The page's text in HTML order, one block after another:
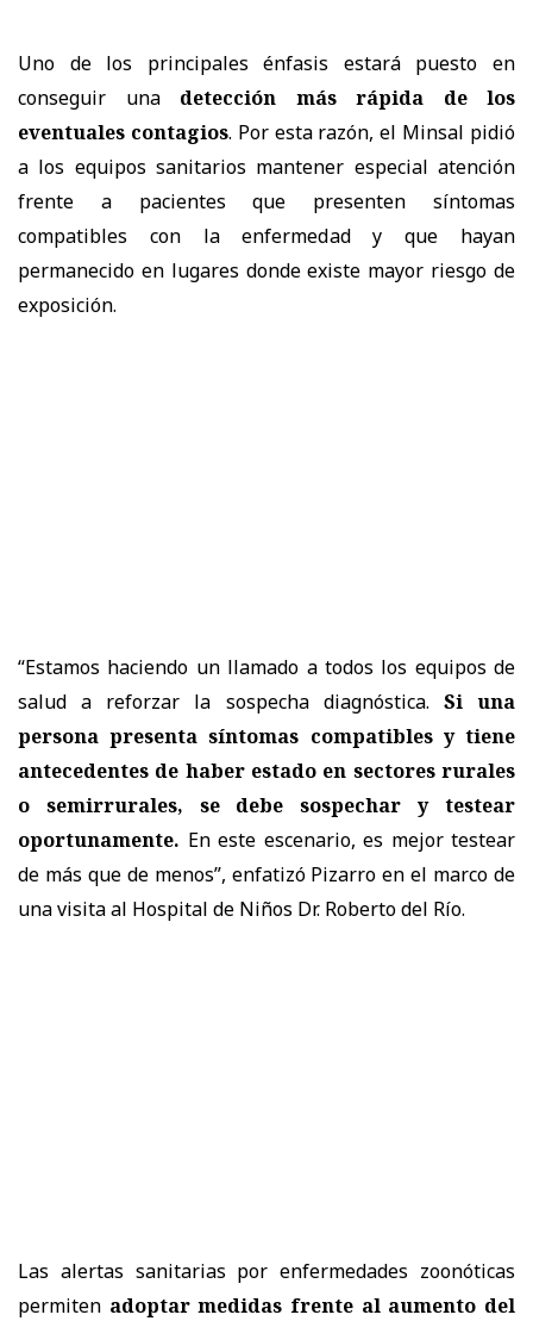
Uno de los principales énfasis estará puesto en
conseguir una detección más rápida de los
eventuales contagios. Por esta razón, el Minsal pidió
a los equipos sanitarios mantener especial atención
frente a pacientes que presenten síntomas
compatibles con la enfermedad y que hayan
permanecido en lugares donde existe mayor riesgo de
exposición.
“Estamos haciendo un llamado a todos los equipos de
salud a reforzar la sospecha diagnóstica. Si una
persona presenta síntomas compatibles y tiene
antecedentes de haber estado en sectores rurales
o semirrurales, se debe sospechar y testear
oportunamente. En este escenario, es mejor testear
de más que de menos”, enfatizó Pizarro en el marco de
una visita al Hospital de Niños Dr. Roberto del Río.
Las alertas sanitarias por enfermedades zoonóticas
permiten adoptar medidas frente al aumento del